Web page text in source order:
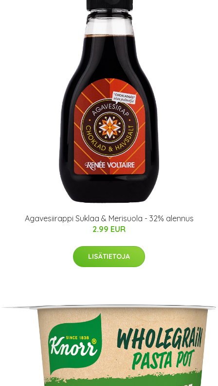
Agavesiirappi Suklaa & Merisuola - 32% alennus
2.99 EUR
LISÄTIETOJA